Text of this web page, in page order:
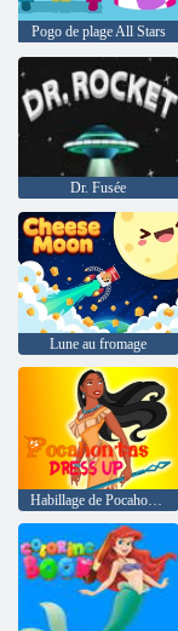
Pogo de plage All Stars
Dr. Fusée
Lune au fromage